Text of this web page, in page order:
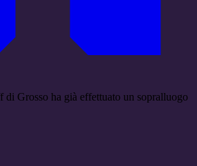
Grosso ha già effettuato un sopralluogo